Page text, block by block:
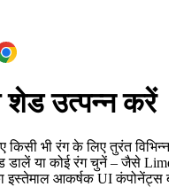
उत्पन्न करें
किसी भी रंग के लिए तुरंत
डालें या कोई रंग चुनें – जैसे
इस्तेमाल आकर्षक UI कंपोनेंट्स